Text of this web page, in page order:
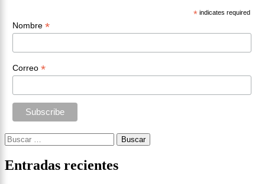
* indicates required
Nombre *
Correo *
Buscar:
Entradas recientes